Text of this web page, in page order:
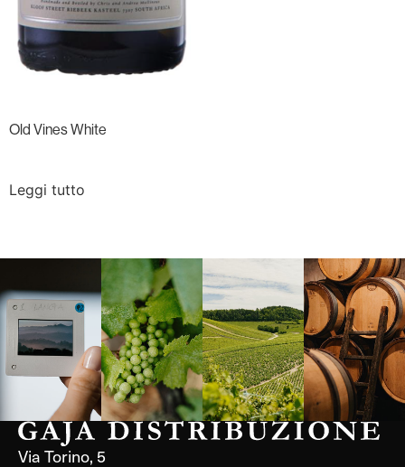
Old Vines White
Leggi tutto
Borgogna,
Francia
Borgogna,
Francia
Instagram
Via Torino, 5